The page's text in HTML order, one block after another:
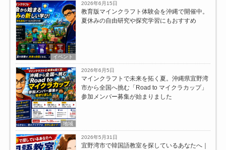
イベント
2026年6月15日
教育版マインクラフト体験会を沖縄で開催中。
夏休みの自由研究や探究学習にもおすすめ
地域
2026年6月5日
マインクラフトで未来を拓く夏。沖縄県宜野湾
市から全国へ挑む「Road to マイクラカップ」
参加メンバー募集が始まりました
2026年5月31日
宜野湾市で韓国語教室を探しているあなたへ｜